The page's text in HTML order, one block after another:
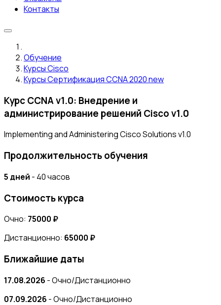
Контакты
Обучение
Курсы Cisco
Курсы Сертификация CCNA 2020 new
Курс CCNA v1.0: Внедрение и
администрирование решений Cisco v1.0
Implementing and Administering Cisco Solutions v1.0
Продолжительность обучения
5 дней - 40 часов
Стоимость курса
Очно: 75000 ₽
Дистанционно: 65000 ₽
Ближайшие даты
17.08.2026 - Очно/Дистанционно
07.09.2026 - Очно/Дистанционно